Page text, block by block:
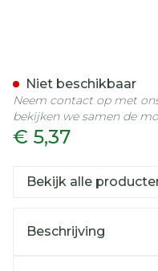
€ 5,37
Niet beschikbaar
Neem contact op met
bekijken we samen de
Bekijk alle
Beschrijving